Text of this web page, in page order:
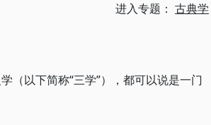
进入专题： 古典学
（以下简称“三学”），都可以说是一门